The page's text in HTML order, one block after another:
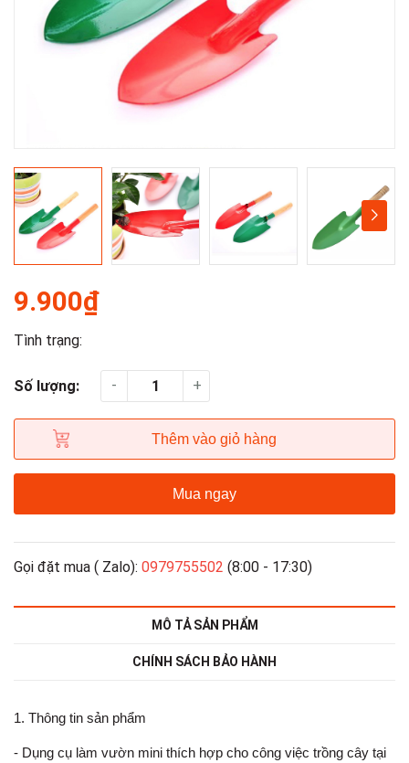
9.900₫
Tình trạng:
Số lượng: - +
Thêm vào giỏ hàng
Mua ngay
Gọi đặt mua ( Zalo): 0979755502 (8:00 - 17:30)
MÔ TẢ SẢN PHẨM
CHÍNH SÁCH BẢO HÀNH
1. Thông tin sản phẩm
- Dụng cụ làm vườn mini thích hợp cho công việc trồng cây tại